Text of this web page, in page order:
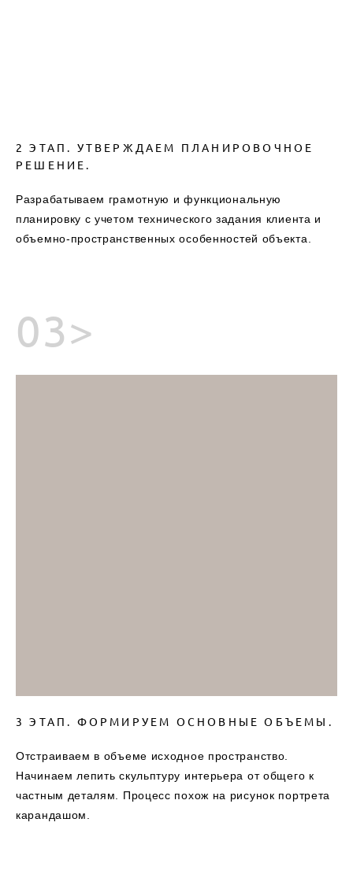
2 ЭТАП. УТВЕРЖДАЕМ ПЛАНИРОВОЧНОЕ
РЕШЕНИЕ.
Разрабатываем грамотную и функциональную
планировку с учетом технического задания клиента и
объемно-пространственных особенностей объекта.
03>
3 ЭТАП. ФОРМИРУЕМ ОСНОВНЫЕ ОБЪЕМЫ.
Отстраиваем в объеме исходное пространство.
Начинаем лепить скульптуру интерьера от общего к
частным деталям. Процесс похож на рисунок портрета
карандашом.